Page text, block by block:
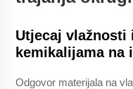
Utjecaj vlažnosti
kemikalijama na
Odgovor materijala na